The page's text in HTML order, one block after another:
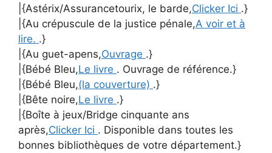
|{Astérix/Assurancetourix, le barde,Clicker Ici .}
|{Au crépuscule de la justice pénale,A voir et à
lire. .}
|{Au guet-apens,Ouvrage .}
|{Bébé Bleu,Le livre . Ouvrage de référence.}
|{Bébé Bleu,(la couverture) .}
|{Bête noire,Le livre .}
|{Boîte à jeux/Bridge cinquante ans
après,Clicker Ici . Disponible dans toutes les
bonnes bibliothèques de votre département.}